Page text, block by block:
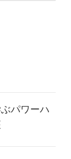
パワーハ